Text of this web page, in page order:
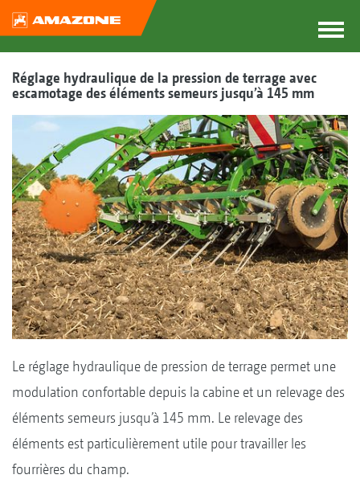
Réglage hydraulique de la pression de terrage avec
escamotage des éléments semeurs jusqu’à 145 mm
Le réglage hydraulique de pression de terrage permet une
modulation confortable depuis la cabine et un relevage des
éléments semeurs jusqu’à 145 mm. Le relevage des
éléments est particulièrement utile pour travailler les
fourrières du champ.